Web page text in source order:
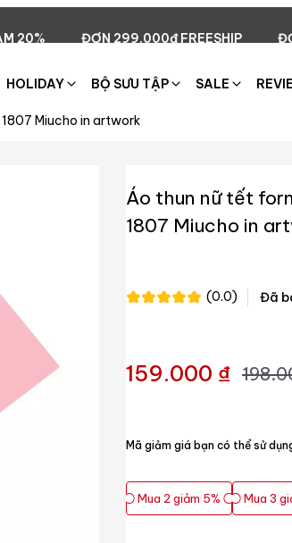
FREESHIP ĐƠN 2 GIẢM 5%
HOLIDAY BỘ SƯU TẬP SALE
Miucho in artwork
Áo thun nữ tết
1807 Miucho in
159.000 ₫
(0.0) Đã
Mã giảm giá bạn có thể sử
Mua 2 giảm 5%
Mua 2 giảm 5% Mua 3
Mua 3